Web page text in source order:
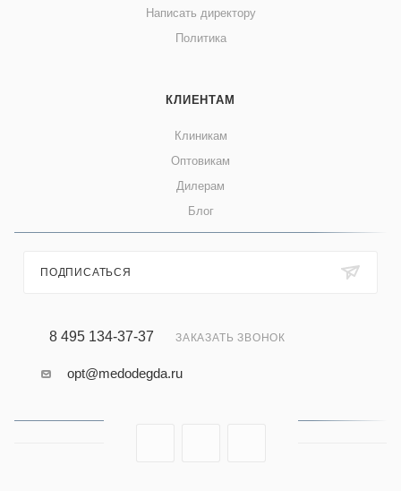
Написать директору
Политика
КЛИЕНТАМ
Клиникам
Оптовикам
Дилерам
Блог
ПОДПИСАТЬСЯ
8 495 134-37-37 ЗАКАЗАТЬ ЗВОНОК
opt@medodegda.ru